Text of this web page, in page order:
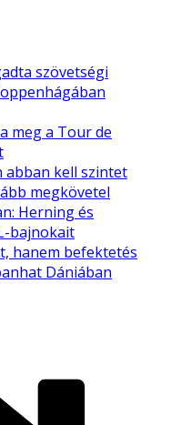
szövetségi
meg a Tour de
abban kell szintet
megkövetel
Herning és
bajnokait
hanem befektetés
Dániában